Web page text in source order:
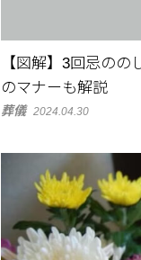
【図解】3回忌の
のマナーも解説
葬儀 2024.04.30